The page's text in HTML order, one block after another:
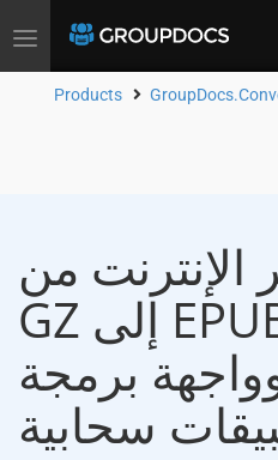
Toggle
Products
من
GZ إلى EPUB | تطبيق
برمجة